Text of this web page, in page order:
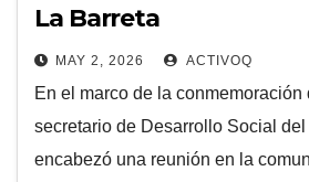
La Barreta
MAY 2, 2026 ACTIVOQ
En el marco de la conmemoración
secretario de Desarrollo Social
encabezó una reunión en la